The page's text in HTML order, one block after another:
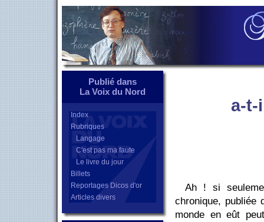
Publié dans
La Voix du Nord
Index
Rubriques
Langage
C'est pas ma faute
Le livre du jour
Billets
Reportages Dicos d'or
Articles divers
a-t-
Ah ! si
chronique, publiée
monde en eût